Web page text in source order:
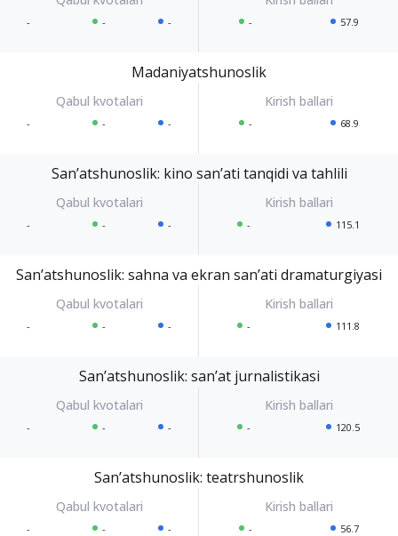
- - - - 57.9
Madaniyatshunoslik
- - - - 68.9
Sanʼatshunoslik: kino sanʼati tanqidi va tahlili
- - - - 115.1
Sanʼatshunoslik: sahna va ekran sanʼati dramaturgiyasi
- - - - 111.8
Sanʼatshunoslik: sanʼat jurnalistikasi
- - - - 120.5
Sanʼatshunoslik: teatrshunoslik
- - - - 56.7